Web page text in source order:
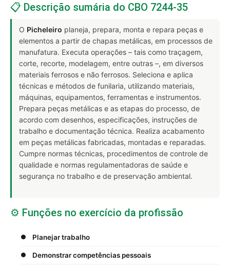
📋 Descrição sumária do CBO 7244-35
O Picheleiro planeja, prepara, monta e repara peças e
elementos a partir de chapas metálicas, em processos de
manufatura. Executa operações – tais como traçagem,
corte, recorte, modelagem, entre outras –, em diversos
materiais ferrosos e não ferrosos. Seleciona e aplica
técnicas e métodos de funilaria, utilizando materiais,
máquinas, equipamentos, ferramentas e instrumentos.
Prepara peças metálicas e as etapas do processo, de
acordo com desenhos, especificações, instruções de
trabalho e documentação técnica. Realiza acabamento
em peças metálicas fabricadas, montadas e reparadas.
Cumpre normas técnicas, procedimentos de controle de
qualidade e normas regulamentadoras de saúde e
segurança no trabalho e de preservação ambiental.
⚙️ Funções no exercício da profissão
Planejar trabalho
Demonstrar competências pessoais